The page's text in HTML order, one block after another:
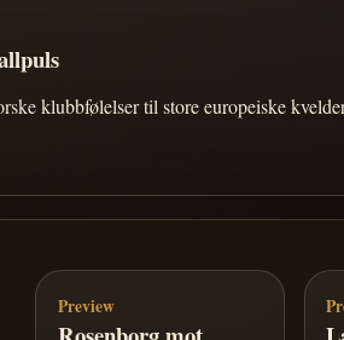
klubbfølelser til store europeiske
Preview